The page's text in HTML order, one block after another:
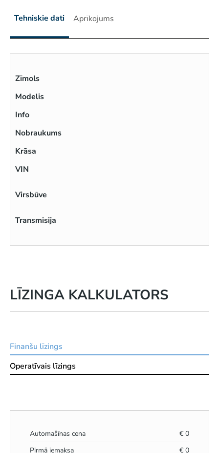
Tehniskie dati Aprīkojums
Zīmols
Modelis
Info
Nobraukums
Krāsa
VIN
Virsbūve
Transmisija
LĪZINGA KALKULATORS
Finanšu līzings
Operatīvais līzings
Automašīnas cena € 0
Pirmā iemaksa
€ 0